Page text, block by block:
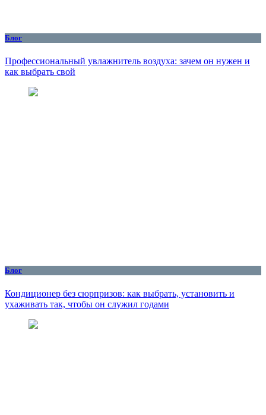
Блог
Профессиональный увлажнитель воздуха: зачем он нужен и
как выбрать свой
Блог
Кондиционер без сюрпризов: как выбрать, установить и
ухаживать так, чтобы он служил годами